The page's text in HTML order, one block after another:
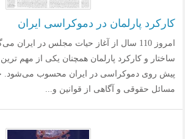
کارکرد پارلمان در دموکراسی ایران
امروز 110 سال از آغاز حیات مجلس در ایران
ساختار و کارکرد پارلمان همچنان یکی از مهم
پیش روی دموکراسی در ایران محسوب می‌شود.
مسائل حقوقی و آگاهی از قوانین و...